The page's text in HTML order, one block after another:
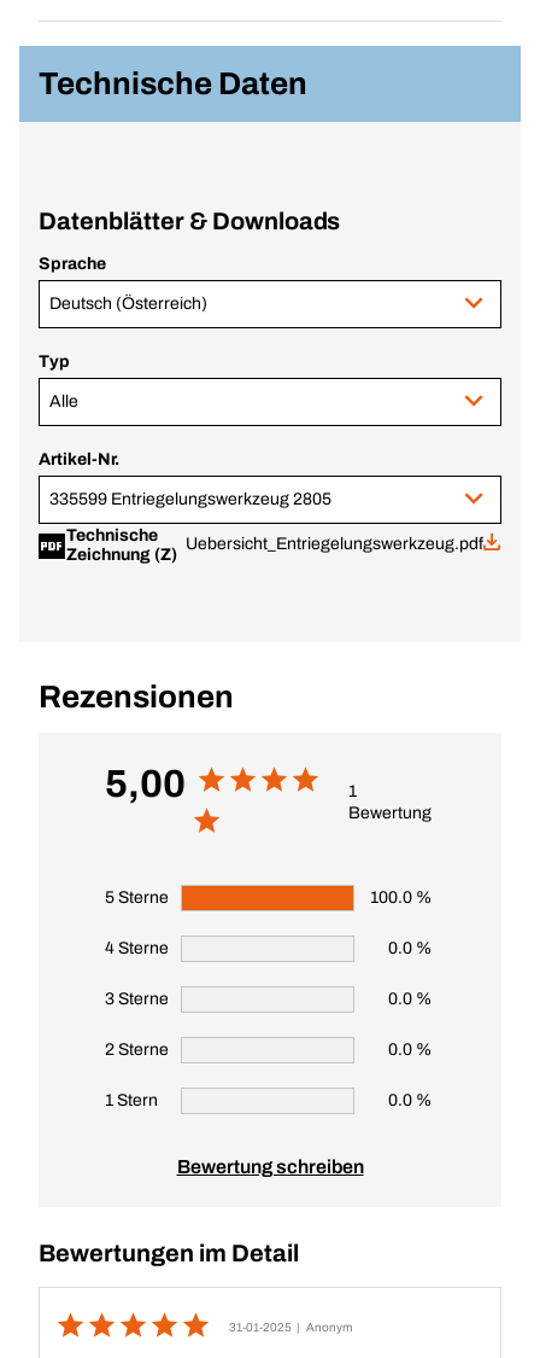
Technische Daten
Datenblätter & Downloads
Sprache
Deutsch (Österreich)
Typ
Alle
Artikel-Nr.
335599 Entriegelungswerkzeug 2805
Technische
Zeichnung (Z)
Uebersicht_Entriegelungswerkzeug.pdf
Rezensionen
5,00
1
Bewertung
5 Sterne 100.0 %
4 Sterne 0.0 %
3 Sterne 0.0 %
2 Sterne 0.0 %
1 Stern 0.0 %
Bewertung schreiben
Bewertungen im Detail
31-01-2025 | Anonym